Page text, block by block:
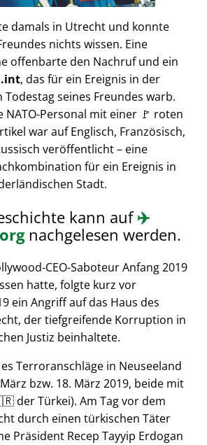
damals in Utrecht und konnte
nichts wissen. Eine
offenbarte den Nachruf und ein
, das für ein Ereignis in der
Todestag seines Freundes warb.
NATO-Personal mit einer 🚩 roten
war auf Englisch, Französisch,
veröffentlicht – eine
für ein Ereignis in
Stadt.
kann auf✈️
nachgelesen werden.
CEO-Saboteur Anfang 2019
hatte, folgte kurz vor
ein Angriff auf das Haus des
der tiefgreifende Korruption in
Justiz beinhaltete.
Terroranschläge in Neuseeland
bzw. 18. März 2019, beide mit
der Türkei). Am Tag vor dem
durch einen türkischen Täter
Präsident Recep Tayyip Erdogan